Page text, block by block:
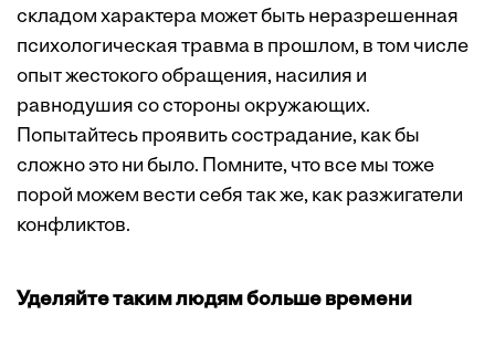
складом характера может быть неразрешенная
психологическая травма в прошлом, в том числе
опыт жестокого обращения, насилия и
равнодушия со стороны окружающих.
Попытайтесь проявить сострадание, как бы
сложно это ни было. Помните, что все мы тоже
порой можем вести себя так же, как разжигатели
конфликтов.
Уделяйте таким людям больше времени